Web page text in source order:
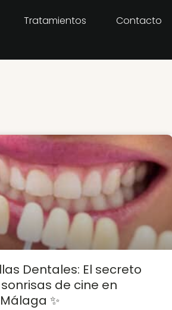
Tratamientos
Contacto
Dentales: El secreto
de cine en
✨